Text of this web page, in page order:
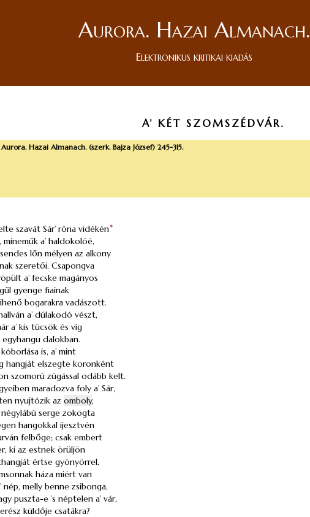
Aurora. Hazai Almanach.
Elektronikus kritikai kiadás
A’ KÉT SZOMSZÉDVÁR.
Aurora. Hazai Almanach. (szerk. Bajza József) 245-315.
szavát Sár’ róna vidékén*
mineműk a’ haldokolóé,
lőn mélyen az alkony
szeretői. Csapongva
a’ fecske magányos
gyenge fiainak
bogarakra vadászott.
a’ dúlakodó vészt,
a’ kis tücsök és víg
dalokban.
is, a’ mint
hangját elszegte koronként
szomorú zúgással odább kelt.
maradozva foly a’ Sár,
nyujtózik az omboly,
négylábú serge zokogta
hangokkal ijesztvén
felbőge; csak embert
ki az estnek örüljön
értse gyönyörrel,
háza miért van
nép, melly benne zsibonga,
puszta-e ’s néptelen a’ vár,
küldője csatákra?